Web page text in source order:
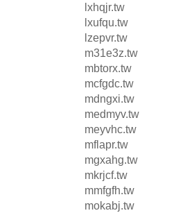
lxhqjr.tw
lxufqu.tw
lzepvr.tw
m31e3z.tw
mbtorx.tw
mcfgdc.tw
mdngxi.tw
medmyv.tw
meyvhc.tw
mflapr.tw
mgxahg.tw
mkrjcf.tw
mmfgfh.tw
mokabj.tw